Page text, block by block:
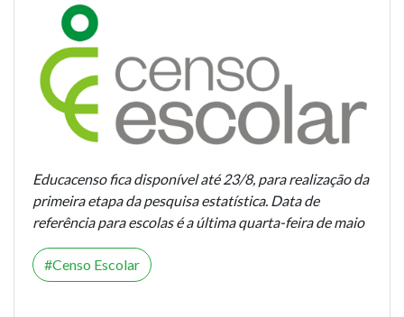
Educacenso fica disponível até 23/8, para realização da
primeira etapa da pesquisa estatística. Data de
referência para escolas é a última quarta-feira de maio
Censo Escolar